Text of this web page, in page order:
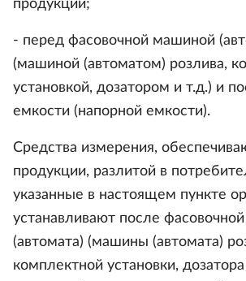
продукции;
- перед фасовочной машиной
(машиной (автоматом) розлива,
установкой, дозатором и т.д.) и
емкости (напорной емкости).
Средства измерения,
продукции, разлитой в
указанные в настоящем пункте
устанавливают после
(автомата) (машины (автомата)
комплектной установки,